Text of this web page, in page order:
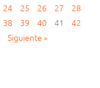
24 25 26 27
28
38 39 40 41
42
Siguiente »